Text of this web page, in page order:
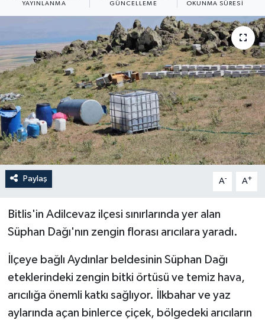
YAYINLANMA GÜNCELLEME OKUNMA SÜRESI
Paylaş A- A+
Bitlis'in Adilcevaz ilçesi sınırlarında yer alan
Süphan Dağı'nın zengin florası arıcılara yaradı.
İlçeye bağlı Aydınlar beldesinin Süphan Dağı
eteklerindeki zengin bitki örtüsü ve temiz hava,
arıcılığa önemli katkı sağlıyor. İlkbahar ve yaz
aylarında açan binlerce çiçek, bölgedeki arıcıların
Spor
Yaşam